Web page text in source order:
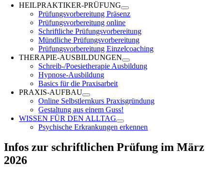
HEILPRAKTIKER-PRÜFUNG
Prüfungsvorbereitung Präsenz
Prüfungsvorbereitung online
Schriftliche Prüfungsvorbereitung
Mündliche Prüfungsvorbereitung
Prüfungsvorbereitung Einzelcoaching
THERAPIE-AUSBILDUNGEN
Schreib-/Poesietherapie Ausbildung
Hypnose-Ausbildung
Basics für die Praxisarbeit
PRAXIS-AUFBAU
Online Selbstlernkurs Praxisgründung
Gestaltung aus einem Guss!
WISSEN FÜR DEN ALLTAG
Psychische Erkrankungen erkennen
Infos zur schriftlichen Prüfung im März
2026